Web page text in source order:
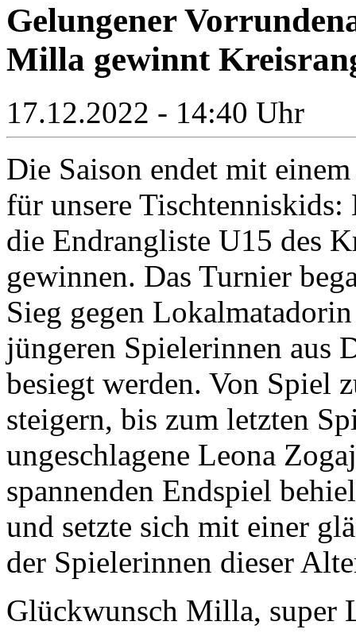
Gelungener
Milla gewinnt
17.12.2022 - 14:40 Uhr
Die Saison endet mit
für unsere
die Endrangliste U15 des
gewinnen. Das Turnier
Sieg gegen
jüngeren Spielerinnen aus
besiegt werden. Von Spiel
steigern, bis zum letzten
ungeschlagene Leona
spannenden Endspiel
und setzte sich mit einer
der Spielerinnen dieser
Glückwunsch Milla, super